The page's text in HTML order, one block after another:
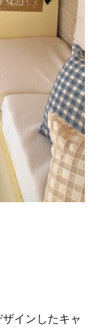
インしたキャ